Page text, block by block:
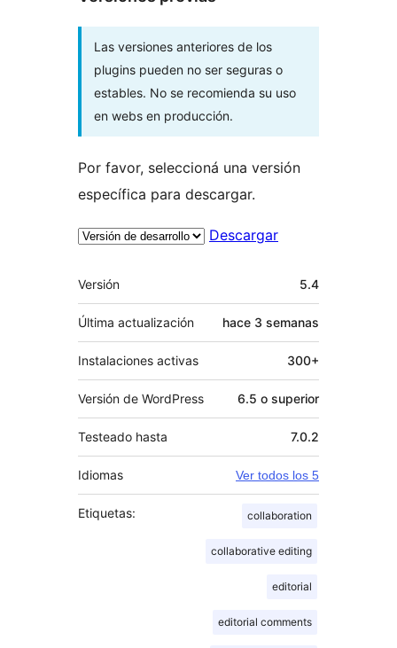
Las versiones anteriores de los
plugins pueden no ser seguras o
estables. No se recomienda su uso
en webs en producción.
Por favor, seleccioná una versión
específica para descargar.
Descargar
Meta
Versión 5.4
Última actualización hace 3 semanas
Instalaciones activas 300+
Versión de WordPress 6.5 o superior
Testeado hasta 7.0.2
Idiomas Ver todos los 5
Etiquetas: collaboration
collaborative editing
editorial
editorial comments